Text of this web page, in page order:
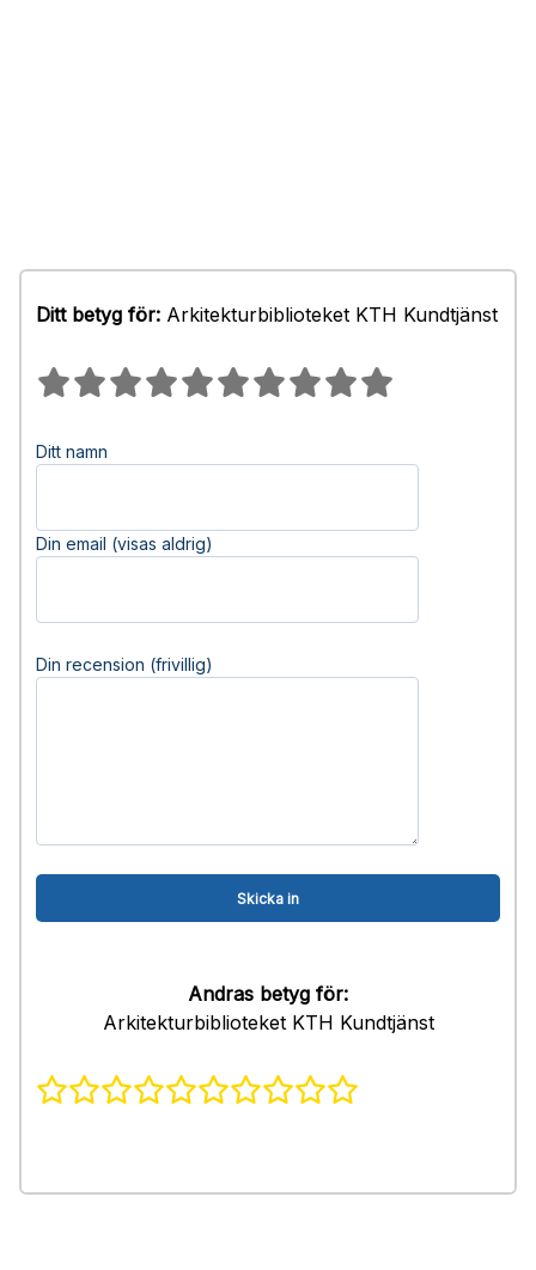
Ditt betyg för: Arkitekturbiblioteket KTH Kundtjänst
Ditt namn
Din email (visas aldrig)
Din recension (frivillig)
Andras betyg för:
Arkitekturbiblioteket KTH Kundtjänst